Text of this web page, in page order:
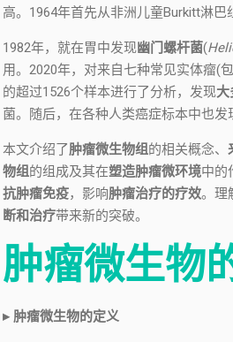
高。1964年首先从非洲儿童Burkitt淋巴
1982年，就在胃中发现幽门螺杆菌(
用。2020年，对来自七种常见实体瘤(
的超过1526个样本进行了分析，发现大
菌。随后，在各种人类癌症标本中也发
本文介绍了肿瘤微生物组的相关概念、
物组的组成及其在塑造肿瘤微环境中的
抗肿瘤免疫，影响肿瘤治疗的疗效。理
断和治疗带来新的突破。
肿瘤微生物
▸ 肿瘤微生物的定义